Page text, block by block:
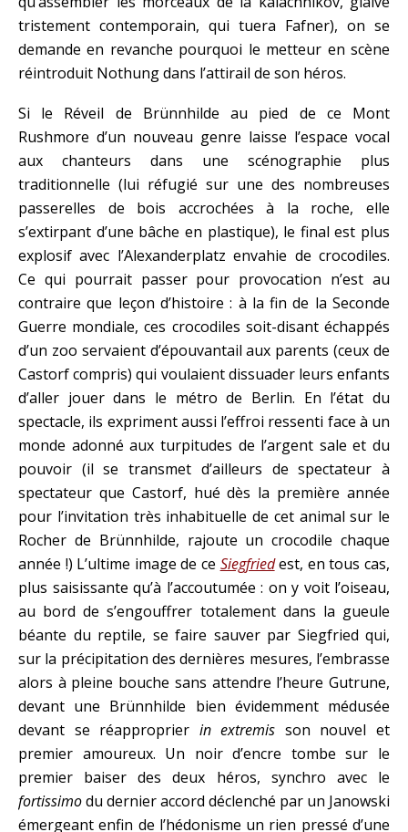
tristement contemporain, qui tuera Fafner), on se
demande en revanche pourquoi le metteur en scène
réintroduit Nothung dans l’attirail de son héros.
Si le Réveil de Brünnhilde au pied de ce Mont
Rushmore d’un nouveau genre laisse l’espace vocal
aux chanteurs dans une scénographie plus
traditionnelle (lui réfugié sur une des nombreuses
passerelles de bois accrochées à la roche, elle
s’extirpant d’une bâche en plastique), le final est plus
explosif avec l’Alexanderplatz envahie de crocodiles.
Ce qui pourrait passer pour provocation n’est au
contraire que leçon d’histoire : à la fin de la Seconde
Guerre mondiale, ces crocodiles soit-disant échappés
d’un zoo servaient d’épouvantail aux parents (ceux de
Castorf compris) qui voulaient dissuader leurs enfants
d’aller jouer dans le métro de Berlin. En l’état du
spectacle, ils expriment aussi l’effroi ressenti face à un
monde adonné aux turpitudes de l’argent sale et du
pouvoir (il se transmet d’ailleurs de spectateur à
spectateur que Castorf, hué dès la première année
pour l’invitation très inhabituelle de cet animal sur le
Rocher de Brünnhilde, rajoute un crocodile chaque
année !) L’ultime image de ce Siegfriedest, en tous cas,
plus saisissante qu’à l’accoutumée : on y voit l’oiseau,
au bord de s’engouffrer totalement dans la gueule
béante du reptile, se faire sauver par Siegfried qui,
sur la précipitation des dernières mesures, l’embrasse
alors à pleine bouche sans attendre l’heure Gutrune,
devant une Brünnhilde bien évidemment médusée
devant se réapproprier in extremis son nouvel et
premier amoureux. Un noir d’encre tombe sur le
premier baiser des deux héros, synchro avec le
fortissimodu dernier accord déclenché par un Janowski
émergeant enfin de l’hédonisme un rien pressé d’une